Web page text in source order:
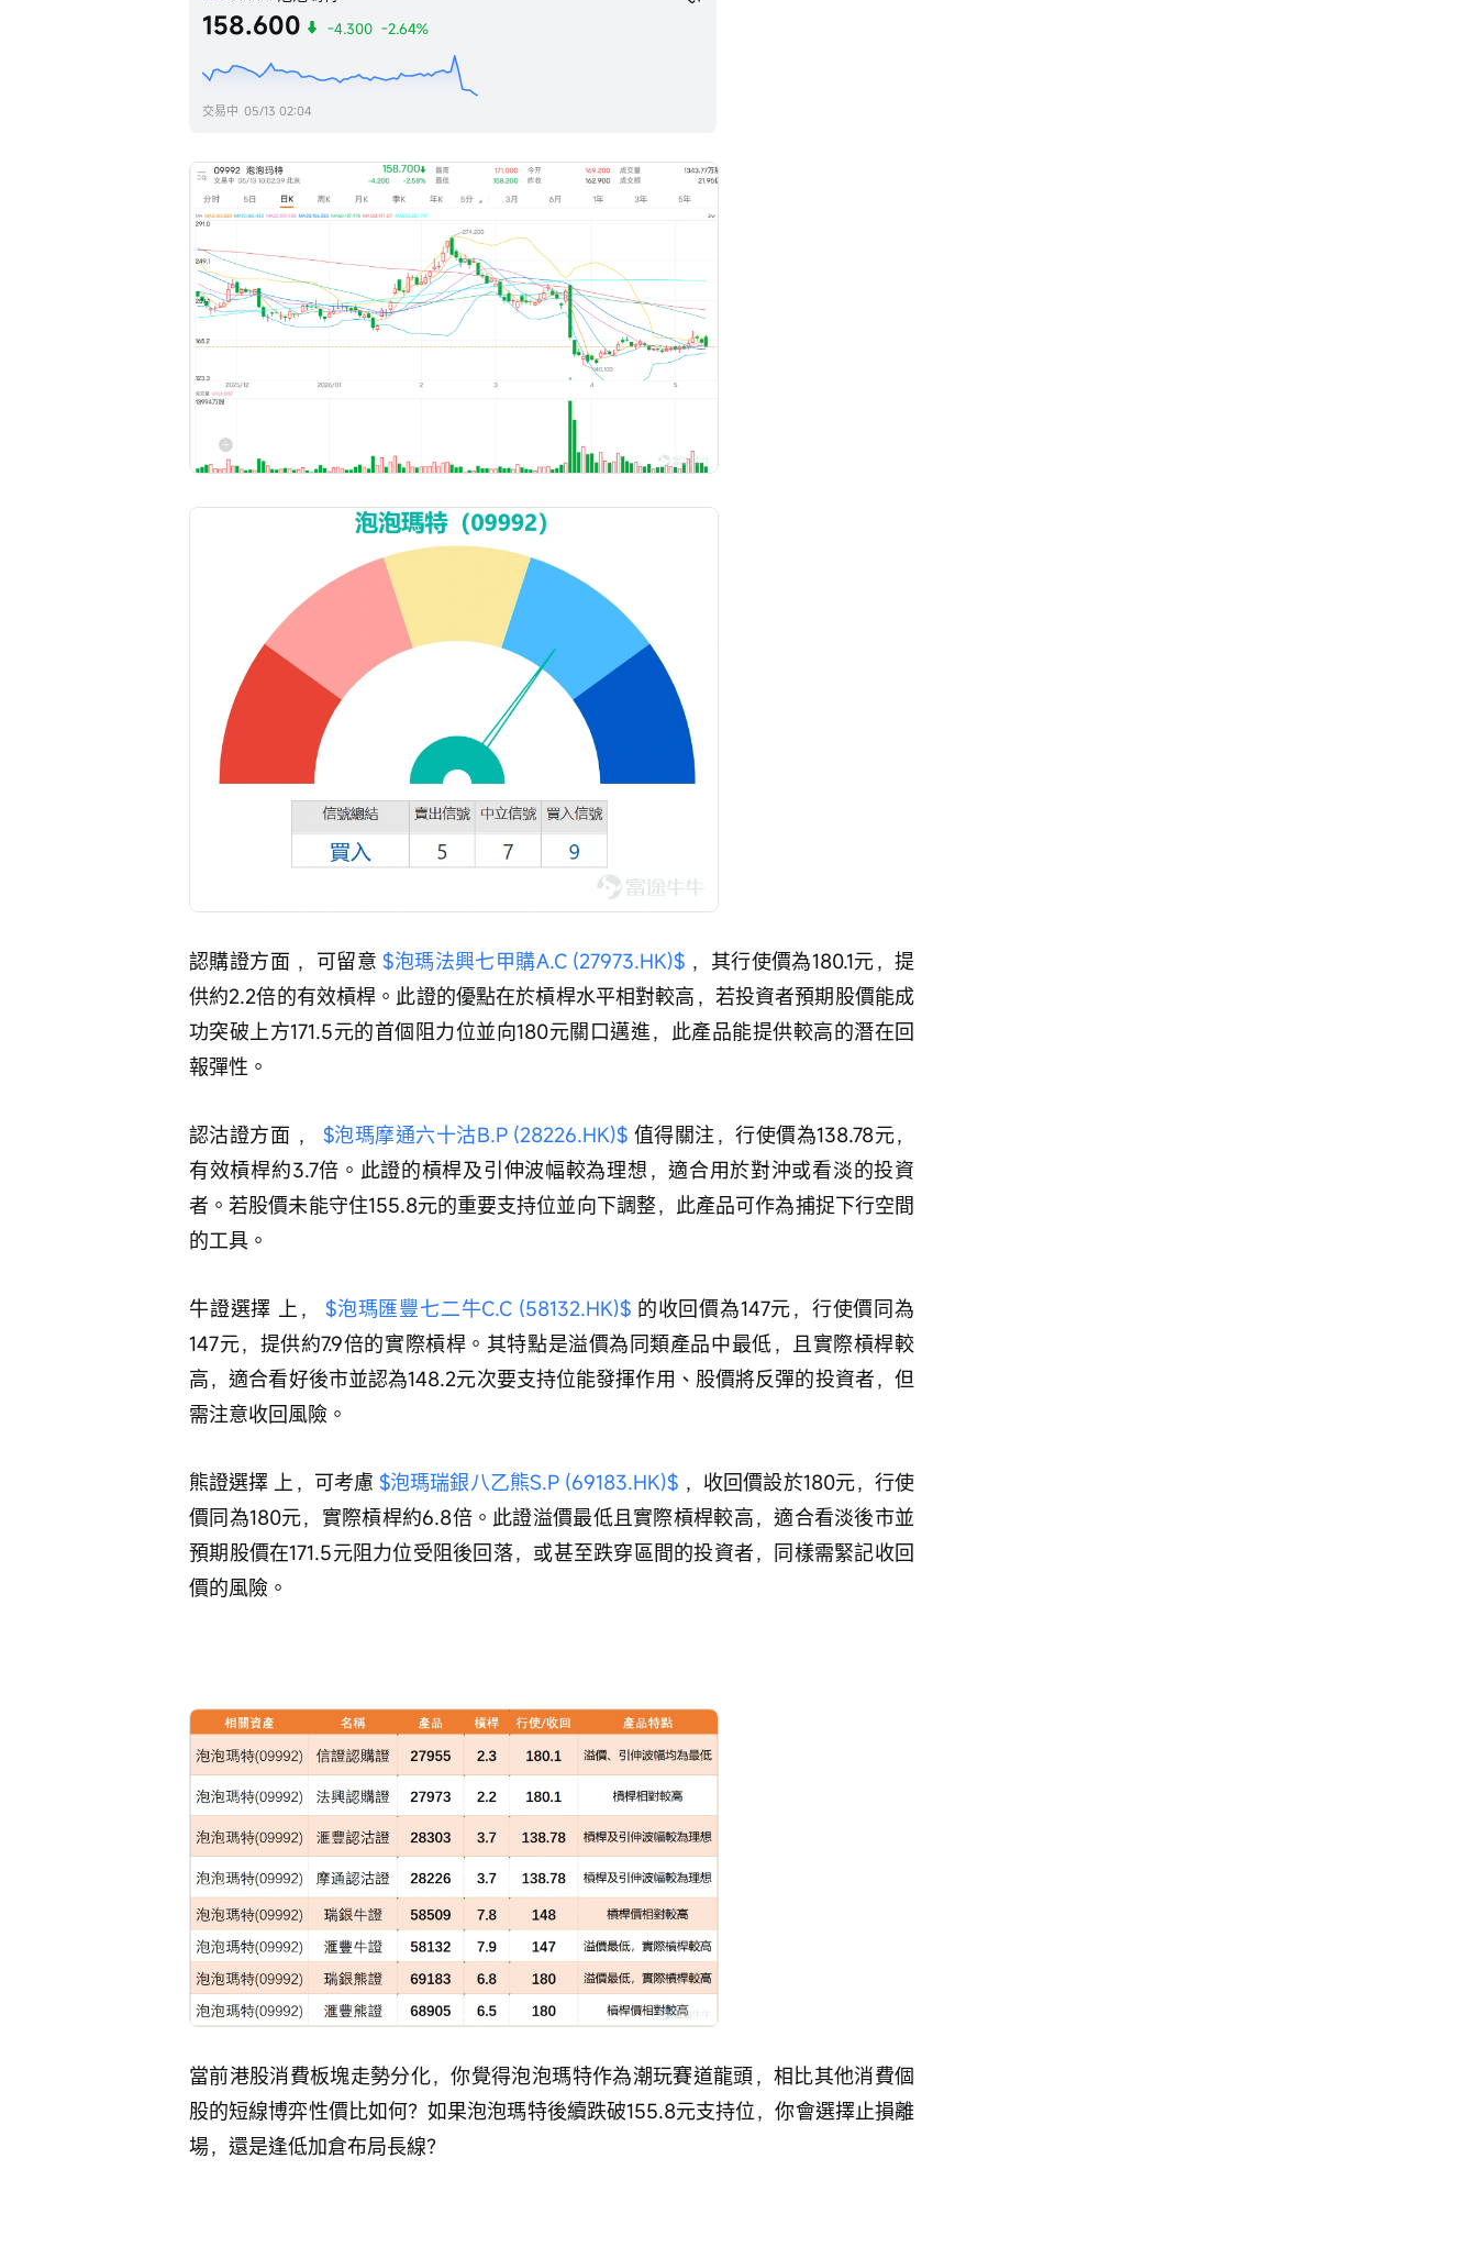
158.600 -4.300 -2.64%
交易中 05/13 02:04
認購證方面 ，可留意 $泡瑪法興七甲購A.C (27973.HK)$ ，其行使價為180.1元，提
供約2.2倍的有效槓桿。此證的優點在於槓桿水平相對較高，若投資者預期股價能成
功突破上方171.5元的首個阻力位並向180元關口邁進，此產品能提供較高的潛在回
報彈性。
認沽證方面 ， $泡瑪摩通六十沽B.P (28226.HK)$ 值得關注，行使價為138.78元，
有效槓桿約3.7倍。此證的槓桿及引伸波幅較為理想，適合用於對沖或看淡的投資
者。若股價未能守住155.8元的重要支持位並向下調整，此產品可作為捕捉下行空間
的工具。
牛證選擇 上， $泡瑪匯豐七二牛C.C (58132.HK)$ 的收回價為147元，行使價同為
147元，提供約7.9倍的實際槓桿。其特點是溢價為同類產品中最低，且實際槓桿較
高，適合看好後市並認為148.2元次要支持位能發揮作用、股價將反彈的投資者，但
需注意收回風險。
熊證選擇 上，可考慮 $泡瑪瑞銀八乙熊S.P (69183.HK)$ ，收回價設於180元，行使
價同為180元，實際槓桿約6.8倍。此證溢價最低且實際槓桿較高，適合看淡後市並
預期股價在171.5元阻力位受阻後回落，或甚至跌穿區間的投資者，同樣需緊記收回
價的風險。
當前港股消費板塊走勢分化，你覺得泡泡瑪特作為潮玩賽道龍頭，相比其他消費個
股的短線博弈性價比如何？如果泡泡瑪特後續跌破155.8元支持位，你會選擇止損離
場，還是逢低加倉布局長線？